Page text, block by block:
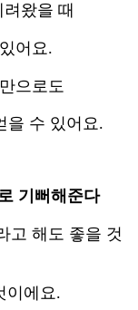
왔을 때
어요.
으로도
을 수 있어요.
기뻐해준다
고 해도 좋을 것
이에요.